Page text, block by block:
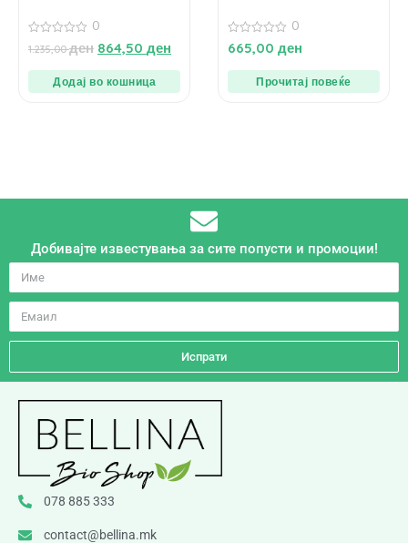
од
0
1.235,00ден 864,50 ден
Додај во кошница
гр.
0
од
0
665,00 ден
Прочитај повеќе
Добивајте известувања за сите попусти и промоции!
Испрати
078 885 333
contact@bellina.mk